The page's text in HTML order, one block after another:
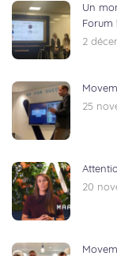
Un
Forum !
2
25
20